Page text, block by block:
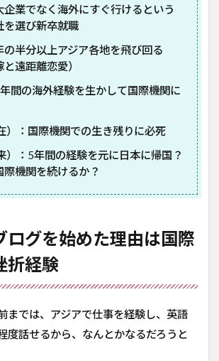
企業でなく海外にすぐ行けるという
を選び新卒就職
の半分以上アジア各地を飛び回る
と遠距離恋愛）
間の海外経験を生かして国際機関に
）：国際機関での生き残りに必死
）：5年間の経験を元に日本に帰国？
際機関を続けるか？
ログを始めた理由は国際
折経験
までは、アジアで仕事を経験し、英語
度話せるから、なんとかなるだろうと